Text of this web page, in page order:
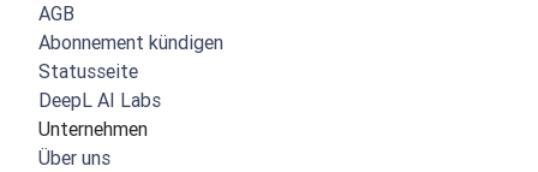
AGB
Abonnement kündigen
Statusseite
DeepL AI Labs
Unternehmen
Über uns